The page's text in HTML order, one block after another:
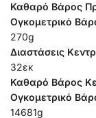
Καθαρό Βάρος
Ογκομετρικό
270g
Διαστάσεις
32εκ
Καθαρό Βάρος
Ογκομετρικό
14681g